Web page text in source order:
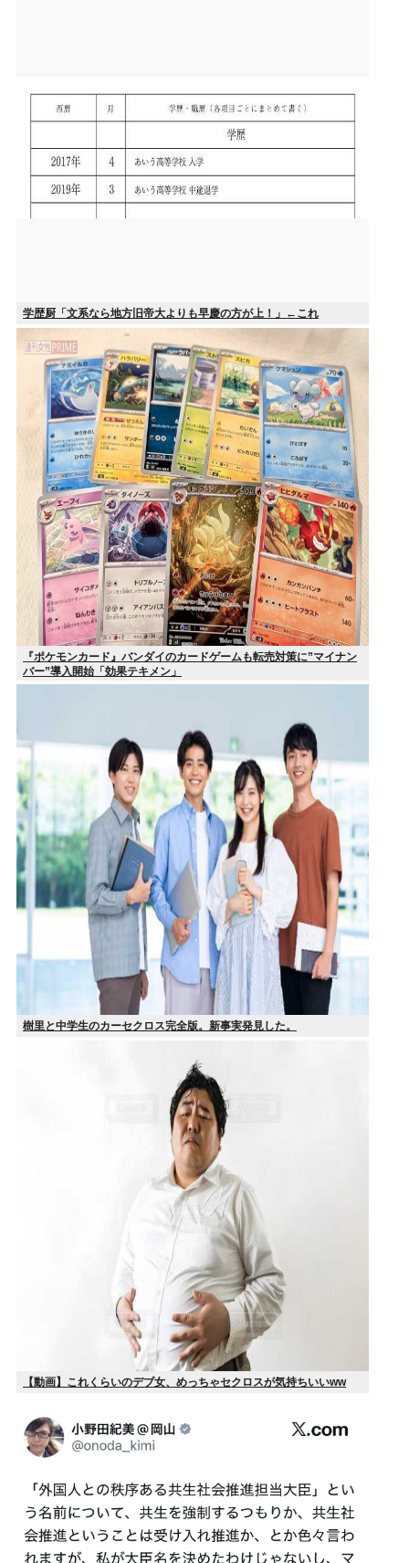
学歴厨「文系なら地方旧帝大よりも早慶の方が上！」←これ
『ポケモンカード』バンダイのカードゲームも転売対策に”マイナン
バー”導入開始「効果テキメン」
樹里と中学生のカーセクロス完全版。新事実発見した。
【動画】これくらいのデブ女、めっちゃセクロスが気持ちいいww